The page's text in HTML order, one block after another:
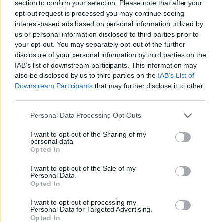
section to confirm your selection. Please note that after your
opt-out request is processed you may continue seeing
interest-based ads based on personal information utilized by
us or personal information disclosed to third parties prior to
your opt-out. You may separately opt-out of the further
disclosure of your personal information by third parties on the
IAB’s list of downstream participants. This information may
also be disclosed by us to third parties on the IAB’s List of
Downstream Participants that may further disclose it to other
Please note that this website/app uses one or more Google
not limited to your visit or usage behaviour. You may click to
grant or deny consent to Google and its third-party tags to
use your data for below specified purposes in below Google
consent section.
Personal Data Processing Opt Outs
I want to opt-out of the Sharing of my
personal data.
Opted In
I want to opt-out of the Sale of my
Personal Data.
Opted In
I want to opt-out of processing my
Personal Data for Targeted Advertising.
Opted In
Több mint 370 korábbi lapszámunk
tartalma
Rubicon Online rovatok cikkei
Hirdetésmentes olvasó felület
Kedvenc cikkek elmentése, könyvjelzők
ki!
KIPRÓBÁLOM 200 FT-ÉRT
Már előfizetőnk?
Ha már regisztrált a Rubicon
Online-on, kattintson ide:
rendelkezik felhasználói fiókkal, kattintson ide:
REGISZTRÁCIÓ.